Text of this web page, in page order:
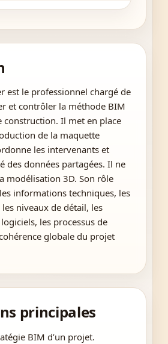
est le professionnel chargé de
et contrôler la méthode BIM
construction. Il met en place
de la maquette
les intervenants et
des données partagées. Il ne
modélisation 3D. Son rôle
informations techniques, les
niveaux de détail, les
les processus de
globale du projet
principales
BIM d’un projet.